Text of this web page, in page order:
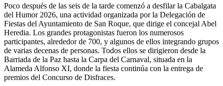
Poco después de las seis de la tarde comenzó a desfilar la Cabalgata
del Humor 2026, una actividad organizada por la Delegación de
Fiestas del Ayuntamiento de San Roque, que dirige el concejal Abel
Heredia. Los grandes protagonistas fueron los numerosos
participantes, alrededor de 700, y algunos de ellos integrando grupos
de varias decenas de personas. Todos ellos se dirigieron desde la
Barriada de la Paz hasta la Carpa del Carnaval, situada en la
Alameda Alfonso XI, donde la fiesta continúa con la entrega de
premios del Concurso de Disfraces.